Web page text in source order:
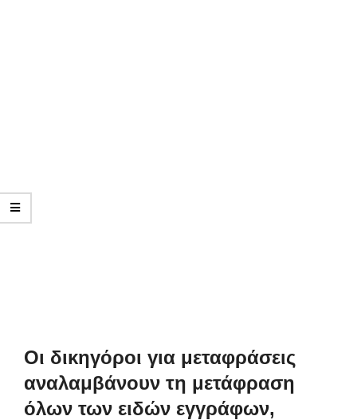
Οι δικηγόροι για μεταφράσεις
αναλαμβάνουν τη μετάφραση
όλων των ειδών εγγράφων,